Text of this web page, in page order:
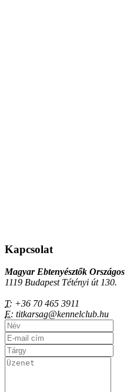
Kapcsolat
Magyar Ebtenyésztők
1119 Budapest Tétényi út 130.
T: +36 70 465 3911
E: titkarsag@kennelclub.hu